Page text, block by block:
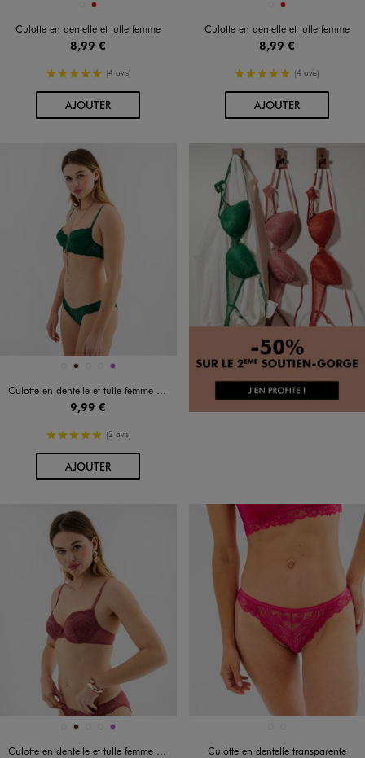
Disponible en 2 coloris
JAUNE STANDARD
ROUGE
Culotte en dentelle et tulle femme
8,99 €
5/5 de moyenne
(4 avis)
AJOUTERAU PANIER
Disponible en 2 coloris
JAUNE STANDARD
ROUGE
Culotte en dentelle et tulle femme
8,99 €
5/5 de moyenne
(4 avis)
AJOUTERAU PANIER
Disponible en 5 coloris
BLEU FONCE
MARRONROSE FONCE
VERT STANDARD
VIOLET
Culotte en dentelle et tulle femme (lot de 2)
9,99 €
5/5 de moyenne
(2 avis)
AJOUTERAU PANIER
Disponible en 5 coloris
BLEU FONCE
MARRONROSE FONCE
VERT STANDARD
VIOLET
Culotte en dentelle et tulle femme (lot de 2) Culotte en dentelle transparente